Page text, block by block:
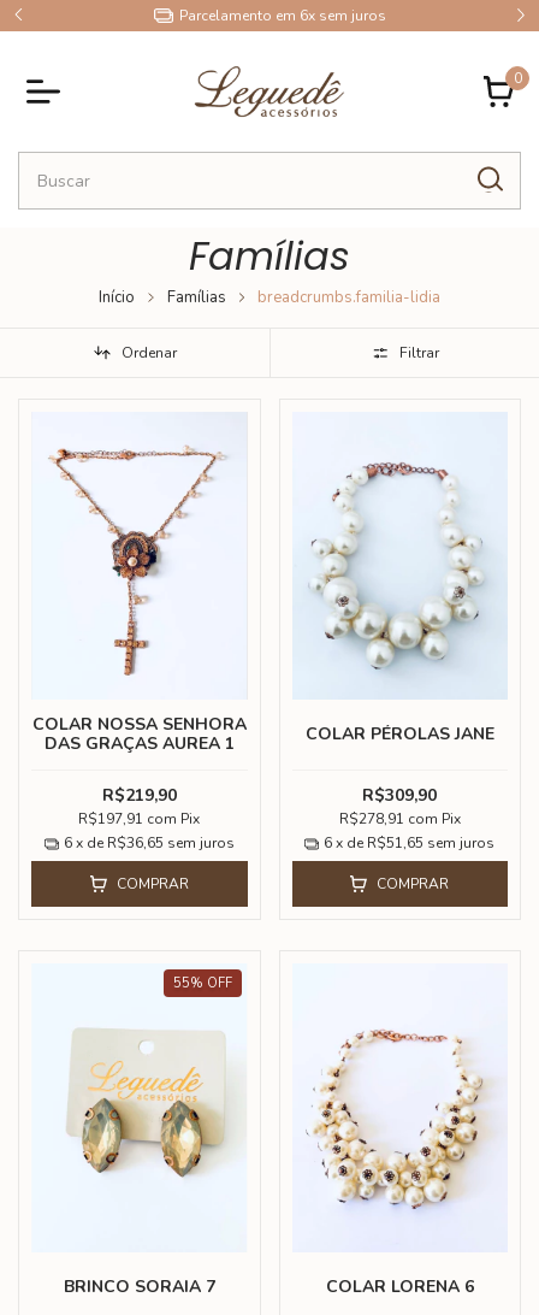
Parcelamento em 6x sem juros
0
Famílias
Início Famílias breadcrumbs.familia-lidia
Ordenar Filtrar
COLAR NOSSA SENHORA
DAS GRAÇAS AUREA 1
R$219,90
R$197,91 com Pix
6 x de R$36,65 sem juros
COMPRAR
COLAR PÉROLAS JANE
R$309,90
R$278,91 com Pix
6 x de R$51,65 sem juros
COMPRAR
55% OFF
BRINCO SORAIA 7 COLAR LORENA 6